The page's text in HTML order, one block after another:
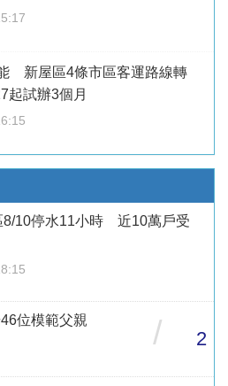
新屋區4條市區客運路線轉
起試辦3個月
8/10停水11小時 近10萬戶受
位模範父親
/ 2